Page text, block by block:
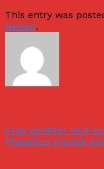
This entry was
Nissan.
Cras porttitor velit
Phasellus gravida